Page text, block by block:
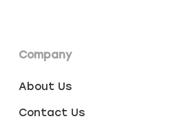
Company
About Us
Contact Us